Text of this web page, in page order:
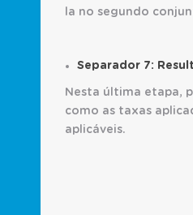
la no segundo
Separador 7:
Nesta última etapa,
como as taxas
aplicáveis.